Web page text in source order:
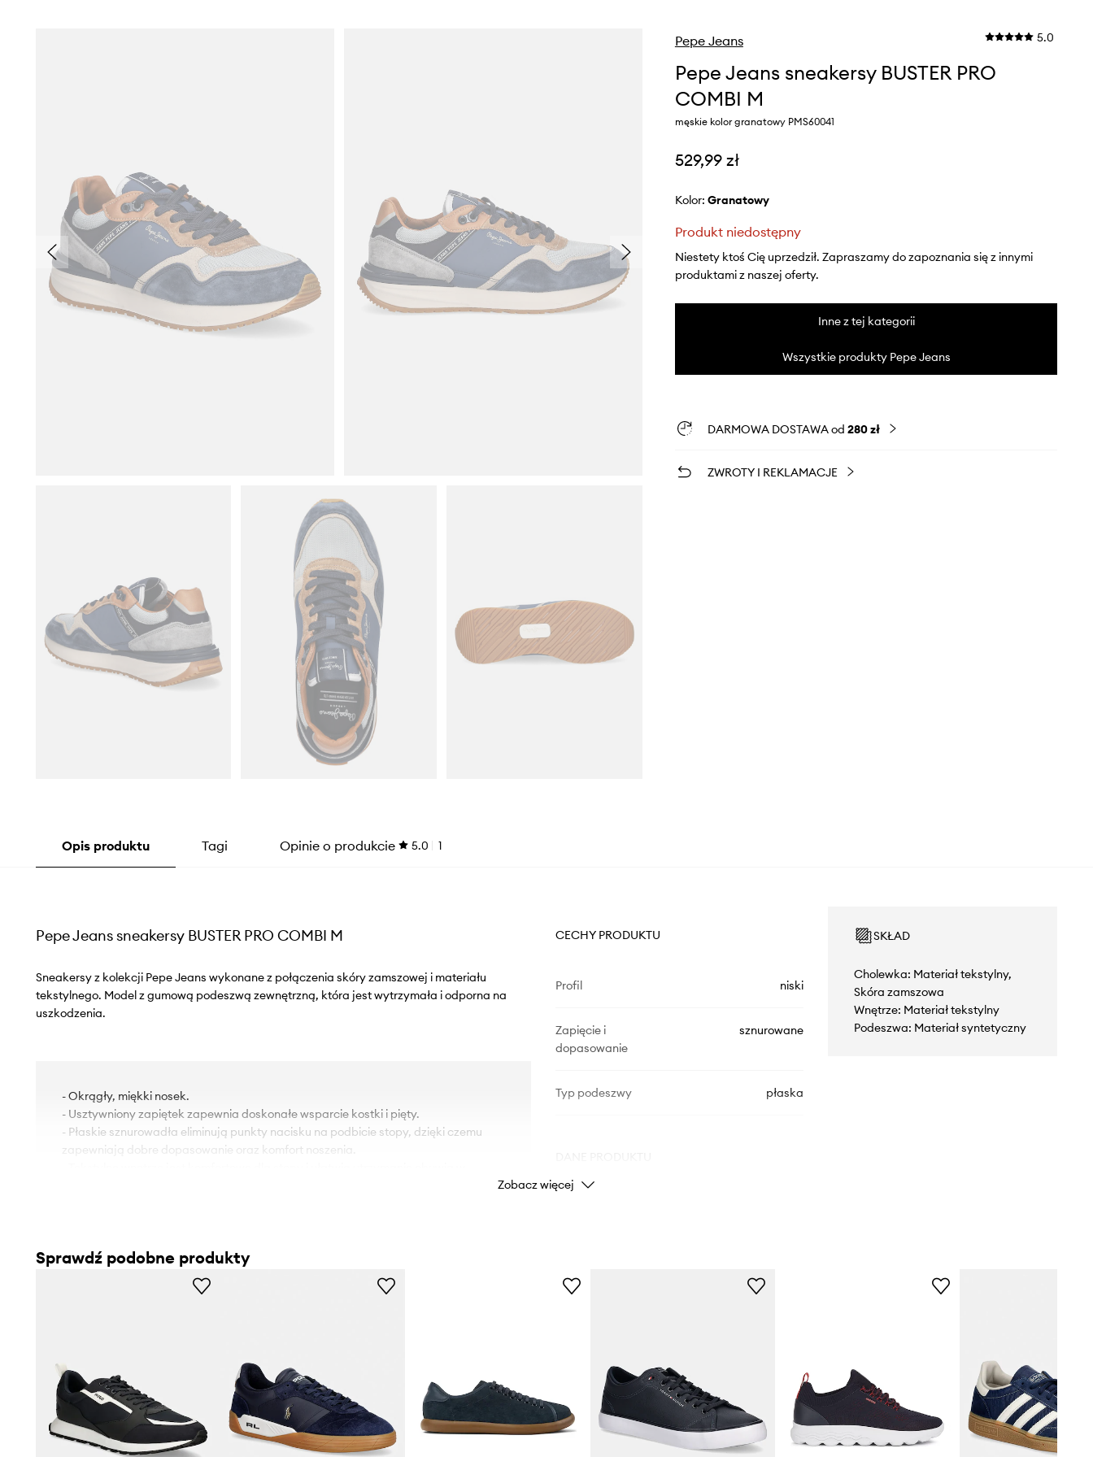
Pepe Jeans 5.0
Pepe Jeans sneakersy BUSTER PRO
COMBI M
męskie kolor granatowy PMS60041
529,99 zł
Kolor: granatowy
Produkt niedostępny
Niestety ktoś Cię uprzedził. Zapraszamy do zapoznania się z innymi
produktami z naszej oferty.
Inne z tej kategorii
Wszystkie produkty Pepe Jeans
DARMOWA DOSTAWA od 280 zł
ZWROTY I REKLAMACJE
Opis produktu Tagi Opinie o produkcie 5.0 1
Pepe Jeans sneakersy BUSTER PRO COMBI M
Sneakersy z kolekcji Pepe Jeans wykonane z połączenia skóry zamszowej i materiału
tekstylnego. Model z gumową podeszwą zewnętrzną, która jest wytrzymała i odporna na
uszkodzenia.
- Okrągły, miękki nosek.
- Usztywniony zapiętek zapewnia doskonałe wsparcie kostki i pięty.
- Płaskie sznurowadła eliminują punkty nacisku na podbicie stopy, dzięki czemu
zapewniają dobre dopasowanie oraz komfort noszenia.
CECHY PRODUKTU
Profil niski
Zapięcie i
dopasowanie
sznurowane
Typ podeszwy płaska
Marka Pepe Jeans
ID Produktu
SKŁAD
Cholewka: Materiał tekstylny,
Skóra zamszowa
Wnętrze: Materiał tekstylny
Podeszwa: Materiał syntetyczny
Zobacz więcej
Sprawdź podobne produkty